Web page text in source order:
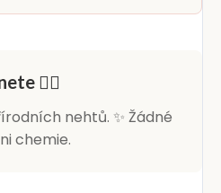
👆🏻
nehtů. ✨ Žádné
chemie.